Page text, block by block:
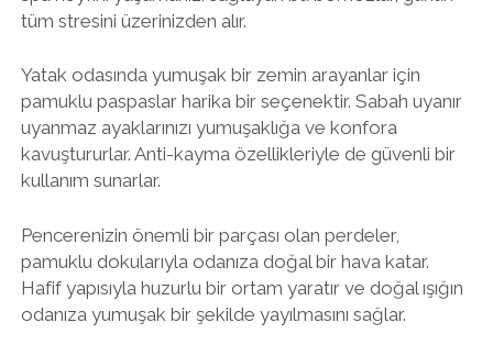
tüm stresini üzerinizden alır.
Yatak odasında yumuşak bir zemin arayanlar için
pamuklu paspaslar harika bir seçenektir. Sabah uyanır
uyanmaz ayaklarınızı yumuşaklığa ve konfora
kavuştururlar. Anti-kayma özellikleriyle de güvenli bir
kullanım sunarlar.
Pencerenizin önemli bir parçası olan perdeler,
pamuklu dokularıyla odanıza doğal bir hava katar.
Hafif yapısıyla huzurlu bir ortam yaratır ve doğal ışığın
odanıza yumuşak bir şekilde yayılmasını sağlar.